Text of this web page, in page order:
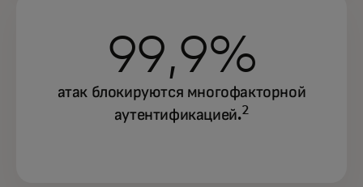
99,9%
атак блокируются многофакторной
аутентификацией.2